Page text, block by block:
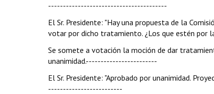
----------------------------------------
El Sr. Presidente: "Hay una propuesta de la
votar por dicho tratamiento. ¿Los que estén
Se somete a votación la moción de dar
unanimidad.------------------------
El Sr. Presidente: "Aprobado por unanimidad.
-------------------------